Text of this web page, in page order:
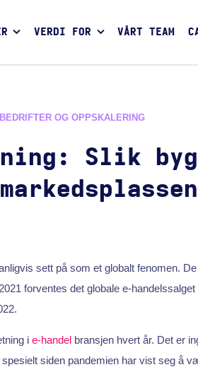
VERDI FOR VÅRT TEAM
OG OPPSKALERING
Slik
sett på som et globalt fenomen.
forventes det globale e-
i e-handelbransjen hvert år. Det er
siden pandemien har vist seg å